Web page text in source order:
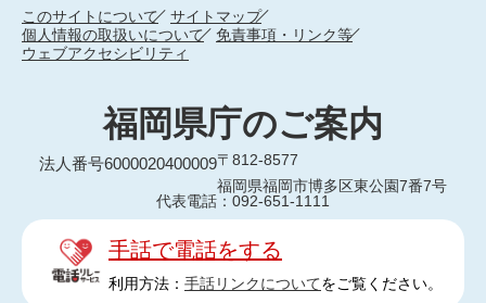
このサイトについて
サイトマップ
個人情報の取扱いについて
免責事項・リンク等
ウェブアクセシビリティ
福岡県庁のご案内
法人番号6000020400009〒812-8577
福岡県福岡市博多区東公園7番7号
代表電話：092-651-1111
手話で電話をする
利用方法： 手話リンクについてをご覧ください。